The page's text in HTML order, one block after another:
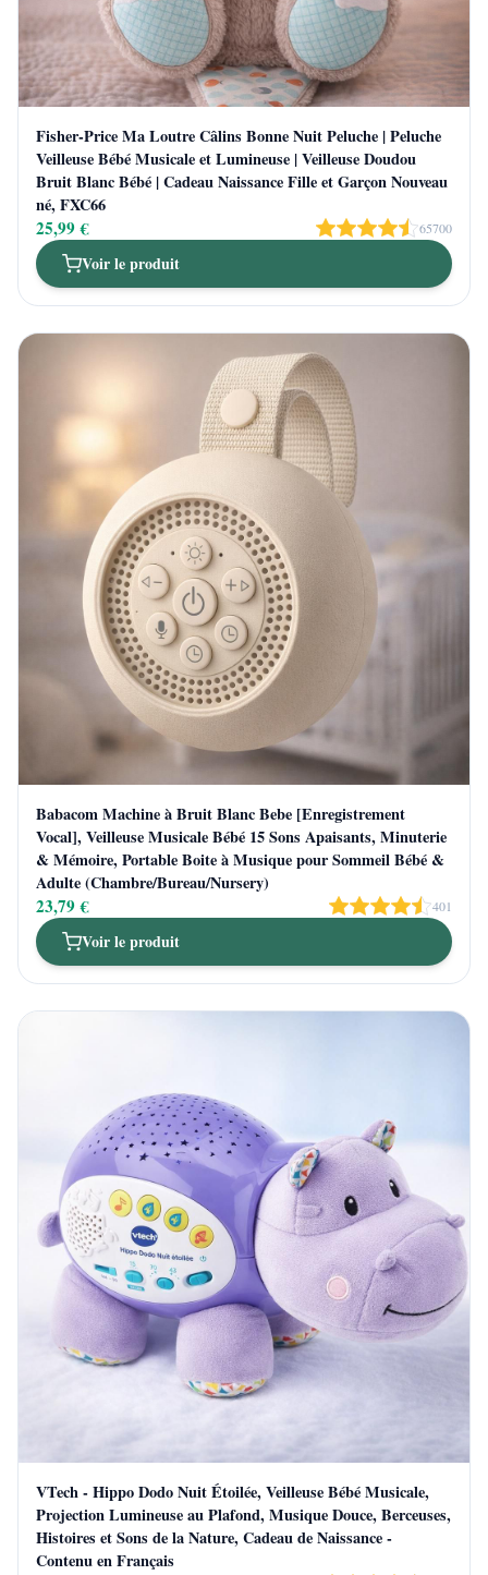
Fisher-Price Ma Loutre Câlins Bonne Nuit Peluche | Peluche
Veilleuse Bébé Musicale et Lumineuse | Veilleuse Doudou
Bruit Blanc Bébé | Cadeau Naissance Fille et Garçon Nouveau
né, FXC66
25,99 € 65700
Voir le produit
Babacom Machine à Bruit Blanc Bebe [Enregistrement
Vocal], Veilleuse Musicale Bébé 15 Sons Apaisants, Minuterie
& Mémoire, Portable Boite à Musique pour Sommeil Bébé &
Adulte (Chambre/Bureau/Nursery)
23,79 € 401
Voir le produit
VTech - Hippo Dodo Nuit Étoilée, Veilleuse Bébé Musicale,
Projection Lumineuse au Plafond, Musique Douce, Berceuses,
Histoires et Sons de la Nature, Cadeau de Naissance -
Contenu en Français